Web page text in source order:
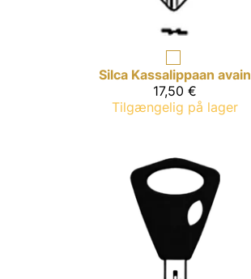
Silca Kassalippaan avain
17,50 €
Tilgængelig på lager